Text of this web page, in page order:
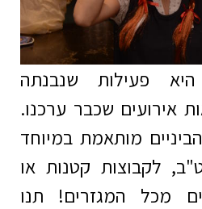
פעילות שנבנתה
אירועים שכבר ערכנו.
מותאמת במיוחד
לקבוצות קטנות או
מכל המגזרים! תנו